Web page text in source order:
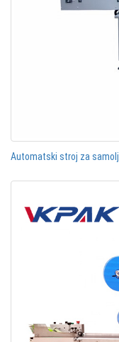
Automatski stroj za